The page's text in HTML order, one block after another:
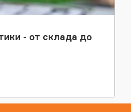
- от склада до